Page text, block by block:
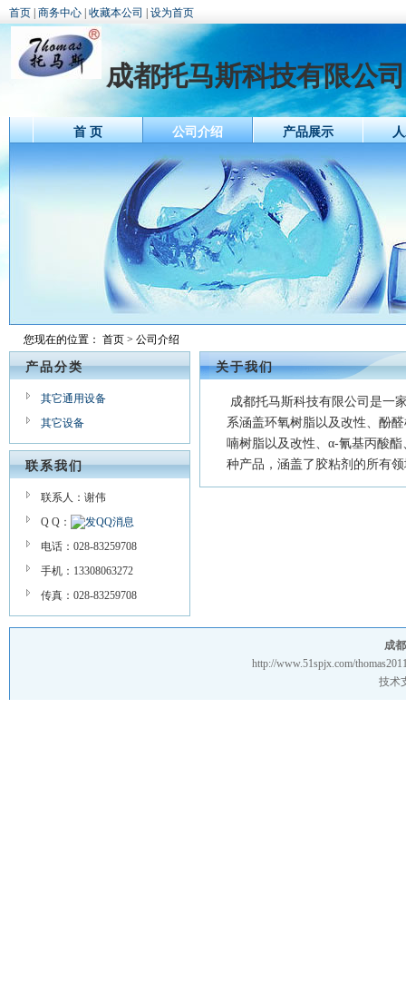
首页 商务中心 收藏本公司 设为首页
成都托马斯科技有限公司
首 页 公司介绍 产品展示
您现在的位置： 首页 > 公司介绍
产品分类
其它通用设备
其它设备
联系我们
联系人：谢伟
Q Q：
电话：028-83259708
手机：13308063272
传真：028-83259708
关于我们
成都托马斯科技有限公司是一
系涵盖环氧树脂以及改性、酚
喃树脂以及改性、α-氰基丙酸
种产品，涵盖了胶粘剂的所有
成
http://www.51spjx.com/
技术